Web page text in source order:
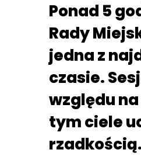
Ponad 5
Rady
jedna z
czasie.
względu
tym ciele
rzadkością.